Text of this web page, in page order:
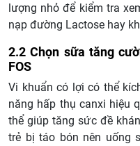
lượng nhỏ để kiểm tra
nạp đường Lactose hay
2.2 Chọn sữa tăng
FOS
Vi khuẩn có lợi có thể
năng hấp thụ canxi hiệu
thể giúp tăng sức đề
trẻ bị táo bón nên uống